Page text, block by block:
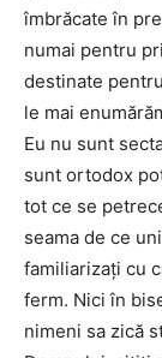
îmbrăcate în
numai pentru
destinate
le mai
Eu nu sunt
sunt ortodox
tot ce se
seama de ce
familiarizaţi cu
ferm. Nici în
nimeni sa zică